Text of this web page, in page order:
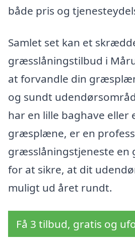
både pris og
Samlet set kan et
græsslåningstilbud i
at forvandle din
og sundt
har en lille baghave eller
græsplæne, er en
græsslåningstjeneste en
for at sikre, at dit
muligt ud året rundt.
Få 3 tilbud, gratis og